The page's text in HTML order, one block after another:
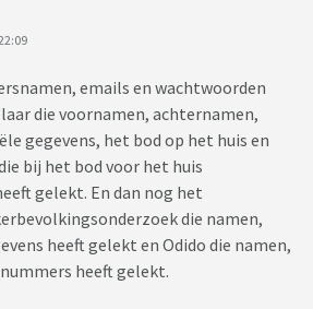
emails en wachtwoorden
die voornamen, achternamen,
gegevens, het bod op het huis en
bij het bod voor het huis
gelekt. En dan nog het
die namen,
heeft gelekt en Odido die namen,
heeft gelekt.